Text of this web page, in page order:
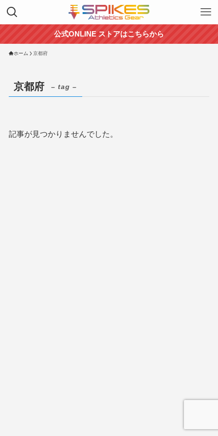
公式ONLINE ストアはこちらから
ホーム 京都府
京都府 – tag –
記事が見つかりませんでした。